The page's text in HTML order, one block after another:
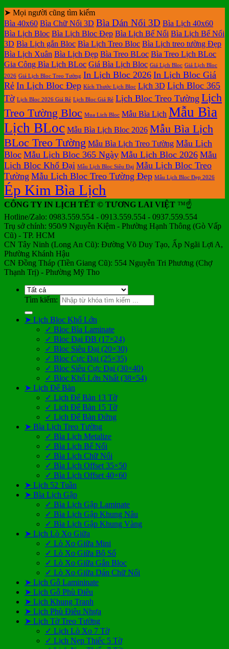
➤ Mọi người cũng tìm kiếm
Bìa 40x60 Bìa Chữ Nổi 3D Bìa Dán Nổi 3D Bìa Lịch 40x60
Bìa Lịch Bloc Bìa Lịch Bloc Đẹp Bìa Lịch Bế Nổi Bìa Lịch Bế Nổi
3D Bìa Lịch gắn Bloc Bìa Lịch Treo Bloc Bìa Lịch treo tường Đẹp
Bìa Lịch Xuân Bìa Lịch Đẹp Bìa Treo BLoc Bìa Treo Lịch BLoc
Gia Công Bìa Lịch BLoc Giá Bìa Lịch Bloc Giá Lịch Bloc Giá Lịch Bloc
2026 Giá Lịch Bloc Treo Tường In Lịch Bloc 2026 In Lịch Bloc Giá
Rẻ In Lịch Bloc Đẹp Kích Thước Lịch Bloc Lịch 3D Lịch Bloc 365
Tờ Lịch Bloc 2026 Giá Rẻ Lịch Bloc Giá Rẻ Lịch Bloc Treo Tường Lịch
Treo Tường Bloc Mua Lich Bloc Mẫu Bìa Lịch Mẫu Bìa
Lịch BLoc Mẫu Bìa Lịch Bloc 2026 Mẫu Bìa Lịch
BLoc Treo Tường Mẫu Bìa Lịch Treo Tường Mẫu Lịch
Bloc Mẫu Lịch Bloc 365 Ngày Mẫu Lịch Bloc 2026 Mẫu
Lịch Bloc Khổ Đại Mẫu Lịch Bloc Siêu Đại Mẫu Lịch Bloc Treo
Tường Mẫu Lịch Bloc Treo Tường Đẹp Mẫu Lịch Bloc Đẹp 2026
Ép Kim Bìa Lịch
CÔNG TY IN LỊCH TẾT © TƯƠNG LAI VIỆT ™☝️
Hotline/Zalo: 0983.559.554 - 0913.559.554 - 0937.559.554
Trụ sở chính: 950/9 Nguyễn Kiệm - Phường Hạnh Thông (Gò Vấp
Cũ) - TP. HCM
CN Tây Ninh (Long An Cũ): Đường Võ Duy Tạo, Ấp Ngãi Lợi A,
Phường Khánh Hậu
CN Đồng Tháp (Tiền Giang Cũ): 554 Nguyễn Tri Phương (Chợ
Thạnh Trị) - Phường Mỹ Tho
Tìm kiếm:
➤ Lịch Bloc Khổ Lớn
✓ Bloc Bìa Laminate
✓ Bloc Đại ĐB (17×24)
✓ Bloc Siêu Đại (20×30)
✓ Bloc Cực Đại (25×35)
✓ Bloc Siêu Cực Đại (30×40)
✓ Bloc Khổ Lớn Nhất (38×54)
➤ Lịch Để Bàn
✓ Lịch Để Bàn 13 Tờ
✓ Lịch Để Bàn 15 Tờ
✓ Lịch Để Bàn Đứng
➤ Bìa Lịch Treo Tường
✓ Bìa Lịch Metalize
✓ Bìa Lịch Bế Nổi
✓ Bìa Lịch Chữ Nổi
✓ Bìa Lịch Offset 35×50
✓ Bìa Lịch Offset 40×60
➤ Lịch 52 Tuần
➤ Bìa Lịch Gập
✓ Bìa Lịch Gập Laminate
✓ Bìa Lịch Gập Khung Nâu
✓ Bìa Lịch Gập Khung Vàng
➤ Lịch Lò Xo Giữa
✓ Lò Xo Giữa Mini
✓ Lò Xo Giữa Bộ Số
✓ Lò Xo Giữa Gắn Bloc
✓ Lò Xo Giữa Dán Chữ Nổi
➤ Lịch Gỗ Lamininate
➤ Lịch Gỗ Phù Điêu
➤ Lịch Khung Tranh
➤ Lịch Phù Điêu Nhựa
➤ Lịch Tờ Treo Tường
✓ Lịch Lò Xo 7 Tờ
✓ Lịch Nẹp Thiếc 5 Tờ